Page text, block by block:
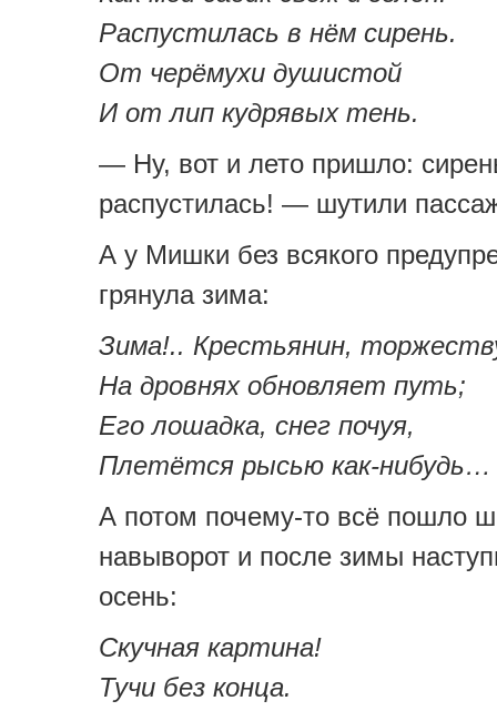
Распустилась в нём сирень.
От черёмухи душистой
И от лип кудрявых тень.
— Ну, вот и лето пришло:
распустилась! — шутили
А у Мишки без всякого
грянула зима:
Зима!.. Крестьянин,
На дровнях обновляет путь;
Его лошадка, снег почуя,
Плетётся рысью как-нибудь…
А потом почему-то всё пошло
навыворот и после зимы
осень:
Скучная картина!
Тучи без конца.